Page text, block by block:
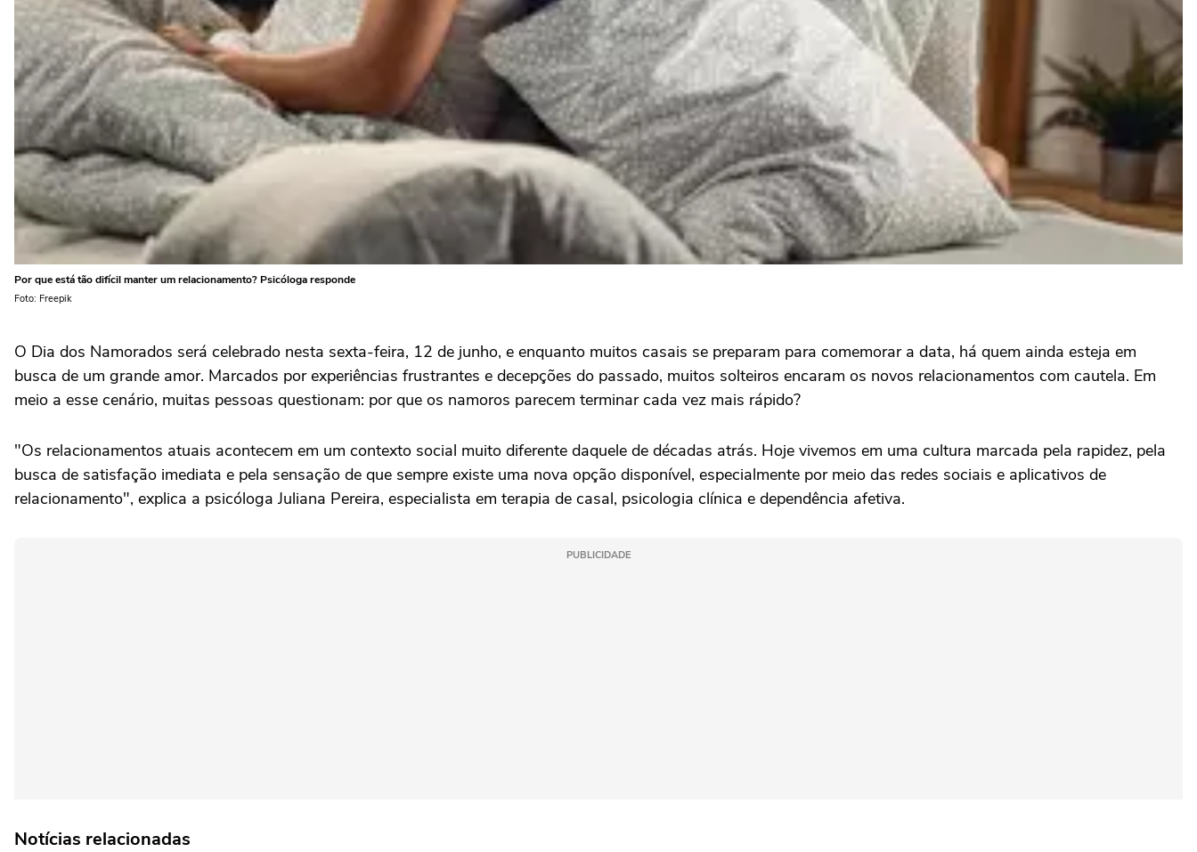
Por que está tão difícil manter um relacionamento? Psicóloga responde
Foto: Freepik
O Dia dos Namorados será celebrado nesta sexta-feira, 12 de junho, e enquanto muitos casais se preparam para comemorar a data, há quem ainda esteja em
busca de um grande amor. Marcados por experiências frustrantes e decepções do passado, muitos solteiros encaram os novos relacionamentos com cautela. Em
meio a esse cenário, muitas pessoas questionam: por que os namoros parecem terminar cada vez mais rápido?
"Os relacionamentos atuais acontecem em um contexto social muito diferente daquele de décadas atrás. Hoje vivemos em uma cultura marcada pela rapidez, pela
busca de satisfação imediata e pela sensação de que sempre existe uma nova opção disponível, especialmente por meio das redes sociais e aplicativos de
relacionamento", explica a psicóloga Juliana Pereira, especialista em terapia de casal, psicologia clínica e dependência afetiva.
PUBLICIDADE
Notícias relacionadas